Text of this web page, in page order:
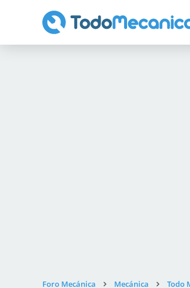
Foro Mecánica Mecánica Todo